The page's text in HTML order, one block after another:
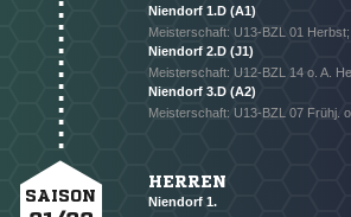
Niendorf 1.D (A1)
Meisterschaft: U13-BZL 01 Herbst;
Niendorf 2.D (J1)
Meisterschaft: U12-BZL 14 o. A.
Niendorf 3.D (A2)
Meisterschaft: U13-BZL 07 Frühj.
SAISON
HERREN
Niendorf 1.